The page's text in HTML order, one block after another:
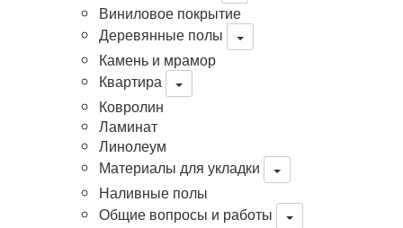
Виниловое покрытие
Деревянные полы
Камень и мрамор
Квартира
Ковролин
Ламинат
Линолеум
Материалы для укладки
Наливные полы
Общие вопросы и работы